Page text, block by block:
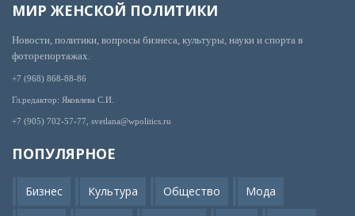
МИР ЖЕНСКОЙ ПОЛИТИКИ
Новости, политики, вопросы бизнеса, культуры, науки и спорта в
фоторепортажах.
+7 (968) 868-88-86
Гл.редактор: Яковлева С.И.
+7 (905) 702-57-77, svetlana@wpolitics.ru
ПОПУЛЯРНОЕ
Бизнес Культура Общество Мода